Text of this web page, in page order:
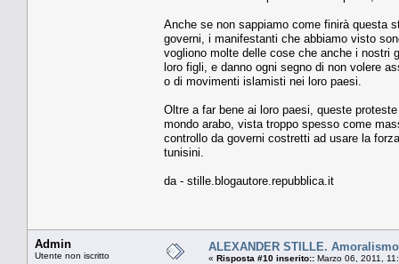
Anche se non sappiamo come finirà questa
governi, i manifestanti che abbiamo visto
vogliono molte delle cose che anche i nostri
loro figli, e danno ogni segno di non volere
o di movimenti islamisti nei loro paesi.
Oltre a far bene ai loro paesi, queste
mondo arabo, vista troppo spesso come
controllo da governi costretti ad usare la
tunisini.
da - stille.blogautore.repubblica.it
Admin
Utente non iscritto
ALEXANDER STILLE.
« Risposta #10 inserito:: Marzo 06, 2011,